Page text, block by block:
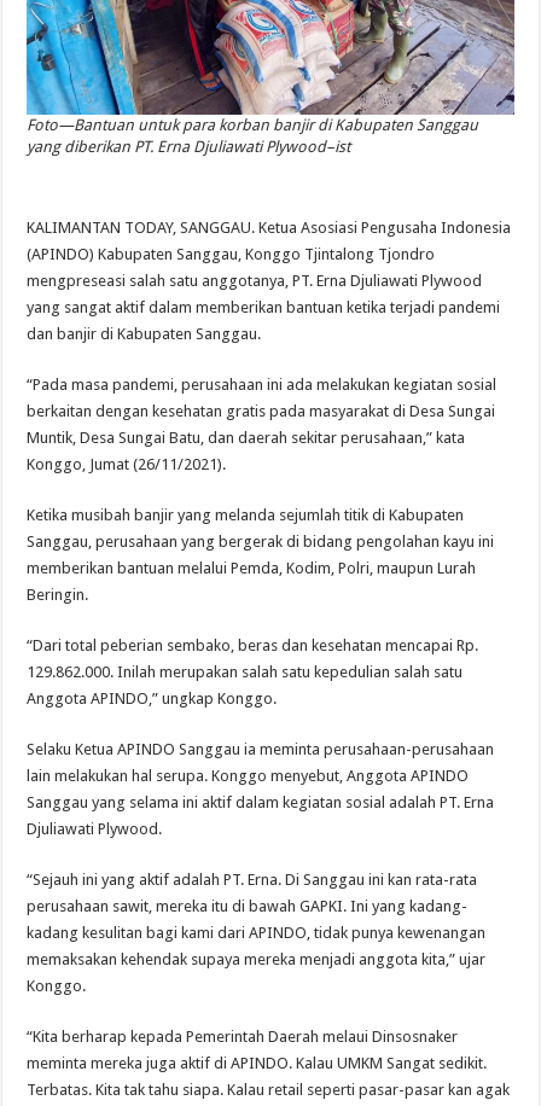
Foto—Bantuan untuk para korban banjir di Kabupaten Sanggau
yang diberikan PT. Erna Djuliawati Plywood–ist
KALIMANTAN TODAY, SANGGAU. Ketua Asosiasi Pengusaha Indonesia
(APINDO) Kabupaten Sanggau, Konggo Tjintalong Tjondro
mengpreseasi salah satu anggotanya, PT. Erna Djuliawati Plywood
yang sangat aktif dalam memberikan bantuan ketika terjadi pandemi
dan banjir di Kabupaten Sanggau.
“Pada masa pandemi, perusahaan ini ada melakukan kegiatan sosial
berkaitan dengan kesehatan gratis pada masyarakat di Desa Sungai
Muntik, Desa Sungai Batu, dan daerah sekitar perusahaan,” kata
Konggo, Jumat (26/11/2021).
Ketika musibah banjir yang melanda sejumlah titik di Kabupaten
Sanggau, perusahaan yang bergerak di bidang pengolahan kayu ini
memberikan bantuan melalui Pemda, Kodim, Polri, maupun Lurah
Beringin.
“Dari total peberian sembako, beras dan kesehatan mencapai Rp.
129.862.000. Inilah merupakan salah satu kepedulian salah satu
Anggota APINDO,” ungkap Konggo.
Selaku Ketua APINDO Sanggau ia meminta perusahaan-perusahaan
lain melakukan hal serupa. Konggo menyebut, Anggota APINDO
Sanggau yang selama ini aktif dalam kegiatan sosial adalah PT. Erna
Djuliawati Plywood.
“Sejauh ini yang aktif adalah PT. Erna. Di Sanggau ini kan rata-rata
perusahaan sawit, mereka itu di bawah GAPKI. Ini yang kadang-
kadang kesulitan bagi kami dari APINDO, tidak punya kewenangan
memaksakan kehendak supaya mereka menjadi anggota kita,” ujar
Konggo.
“Kita berharap kepada Pemerintah Daerah melaui Dinsosnaker
meminta mereka juga aktif di APINDO. Kalau UMKM Sangat sedikit.
Terbatas. Kita tak tahu siapa. Kalau retail seperti pasar-pasar kan agak